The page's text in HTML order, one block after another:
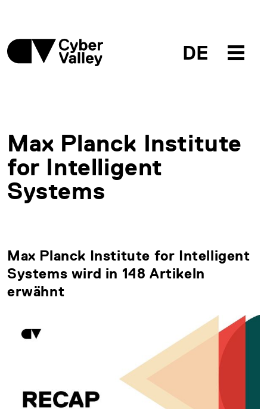
DE
Max Planck Institute
for Intelligent
Systems
Max Planck Institute for Intelligent
Systems wird in 148 Artikeln
erwähnt